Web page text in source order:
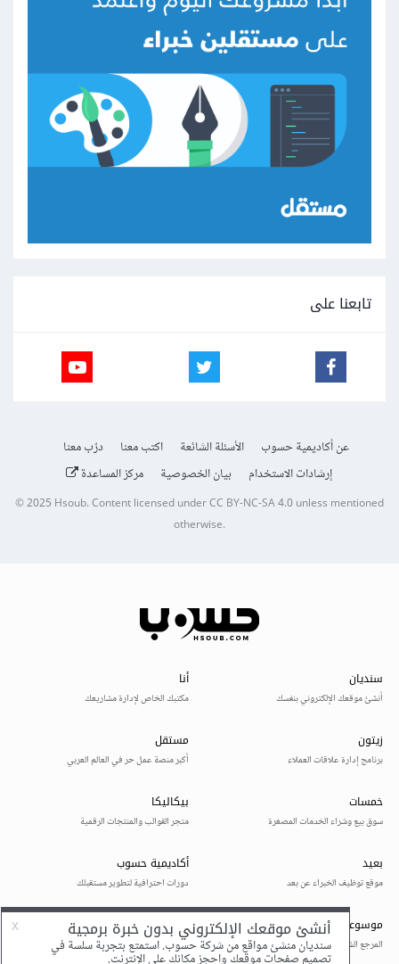
تابعنا على
عن أكاديمية حسوب الأسئلة الشائعة اكتب معنا
درّب معنا
إرشادات الاستخدام
بيان الخصوصية مركز المساعدة
© 2025Hsoub.Content licensed underCC BY-NC-SA 4.0unless mentioned
otherwise.